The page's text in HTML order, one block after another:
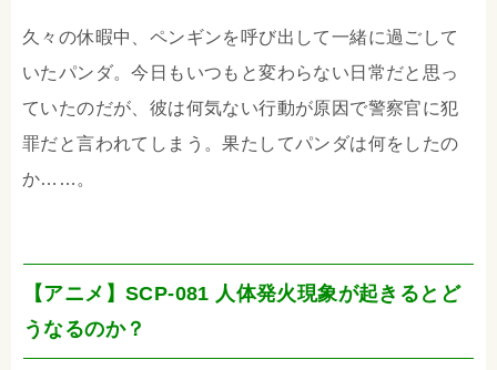
久々の休暇中、ペンギンを呼び出して一緒に過ごして
いたパンダ。今日もいつもと変わらない日常だと思っ
ていたのだが、彼は何気ない行動が原因で警察官に犯
罪だと言われてしまう。果たしてパンダは何をしたの
か……。
【アニメ】SCP-081 人体発火現象が起きるとど
うなるのか？